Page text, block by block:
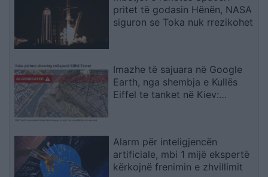
pritet të godasin Hënën, NASA
siguron se Toka nuk rrezikohet
Imazhe të sajuara në Google
Earth, nga shembja e Kullës
Eiffel te tanket në Kiev:
Alarm për inteligjencën
artificiale, mbi 1 mijë ekspertë
kërkojnë frenimin e zhvillimit